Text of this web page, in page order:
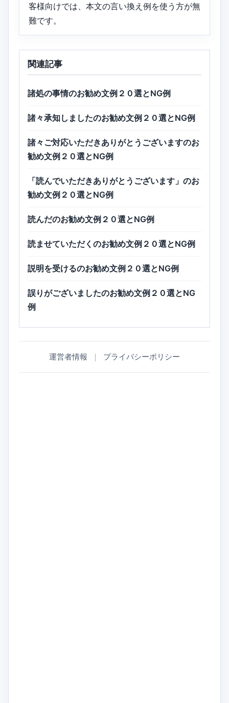
客様向けでは、本文の言い換え例を使う方が無
難です。
関連記事
諸処の事情のお勧め文例２０選とNG例
諸々承知しましたのお勧め文例２０選とNG例
諸々ご対応いただきありがとうございますのお
勧め文例２０選とNG例
「読んでいただきありがとうございます」のお
勧め文例２０選とNG例
読んだのお勧め文例２０選とNG例
読ませていただくのお勧め文例２０選とNG例
説明を受けるのお勧め文例２０選とNG例
誤りがございましたのお勧め文例２０選とNG
例
運営者情報 ｜ プライバシーポリシー